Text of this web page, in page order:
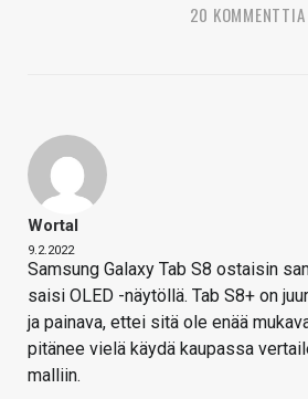
20 KOMMENTTIA
WortaI
9.2.2022
Samsung Galaxy Tab S8 ostaisin
saisi OLED -näytöllä. Tab S8+ on
ja painava, ettei sitä ole enää
pitänee vielä käydä kaupassa
malliin.